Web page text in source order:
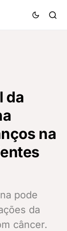
da
na
pode
da
câncer.